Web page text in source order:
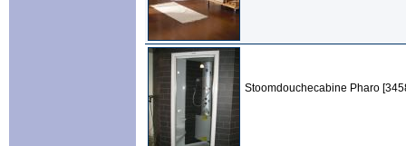
Stoomdouchecabine Pharo